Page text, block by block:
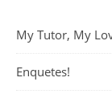
My Tutor, My
Enquetes!